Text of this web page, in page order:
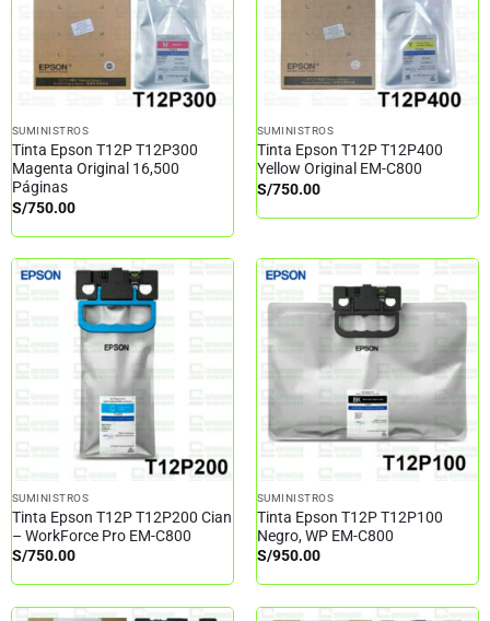
SUMINISTROS
Tinta Epson T12P T12P300
Magenta Original 16,500
Páginas
S/750.00
SUMINISTROS
Tinta Epson T12P T12P400
Yellow Original EM-C800
S/750.00
SUMINISTROS
Tinta Epson T12P T12P200 Cian
– WorkForce Pro EM-C800
S/750.00
SUMINISTROS
Tinta Epson T12P T12P100
Negro, WP EM-C800
S/950.00